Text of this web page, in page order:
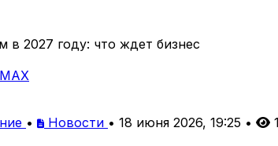
в 2027 году: что ждет бизнес
MAX
• Новости • 18 июня 2026, 19:25 •